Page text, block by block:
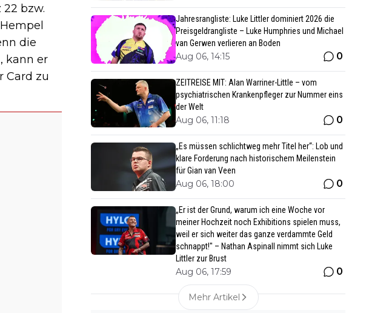
bzw.
die
kann er
Card zu
Jahresrangliste: Luke Littler dominiert 2026 die
Preisgeldrangliste – Luke Humphries und Michael
van Gerwen verlieren an Boden
Aug 06, 14:15 0
ZEITREISE MIT: Alan Warriner-Little – vom
psychiatrischen Krankenpfleger zur Nummer eins
der Welt
Aug 06, 11:18 0
„Es müssen schlichtweg mehr Titel her“: Lob und
klare Forderung nach historischem Meilenstein
für Gian van Veen
Aug 06, 18:00 0
„Er ist der Grund, warum ich eine Woche vor
meiner Hochzeit noch Exhibitions spielen muss,
weil er sich weiter das ganze verdammte Geld
schnappt!" – Nathan Aspinall nimmt sich Luke
Littler zur Brust
Aug 06, 17:59 0
Mehr Artikel